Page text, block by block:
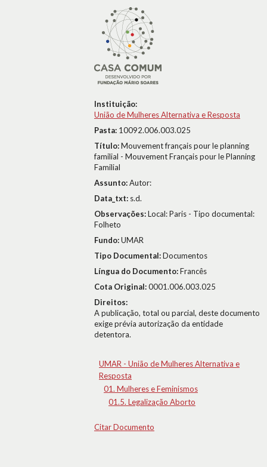
Instituição:
União de Mulheres Alternativa e Resposta
Pasta: 10092.006.003.025
Título:Mouvement français pour le planning
familial - Mouvement Français pour le Planning
Familial
Assunto:Autor:
Data_txt: s.d.
Observações:Local: Paris - Tipo documental:
Folheto
Fundo:UMAR
Tipo Documental:Documentos
Língua do Documento:Francês
Cota Original:0001.006.003.025
Direitos:
A publicação, total ou parcial, deste documento
exige prévia autorização da entidade
detentora.
UMAR - União de Mulheres Alternativa e
Resposta
01. Mulheres e Feminismos
01.5. Legalização Aborto
Citar Documento